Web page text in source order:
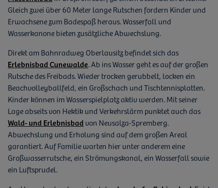
Gleich zwei über 60 Meter lange Rutschen fordern Kinder und
Erwachsene zum Badespaß heraus. Wasserfall und
Wasserkanone bieten zusätzliche Abwechslung.
Direkt am Bahnradweg Oberlausitz befindet sich das
Erlebnisbad Cunewalde. Ab ins Wasser geht es auf der großen
Rutsche des Freibads. Wieder trocken gerubbelt, locken ein
Beachvolleyballfeld, ein Großschach und Tischtennisplatten.
Kinder können im Wasserspielplatz aktiv werden. Mit seiner
Lage abseits von Hektik und Verkehrslärm punktet auch das
Wald- und Erlebnisbad von Neusalza-Spremberg.
Abwechslung und Erholung sind auf dem großen Areal
garantiert. Auf Familie warten hier unter anderem eine
Großwasserrutsche, ein Strömungskanal, ein Wasserfall sowie
ein Luftsprudel.